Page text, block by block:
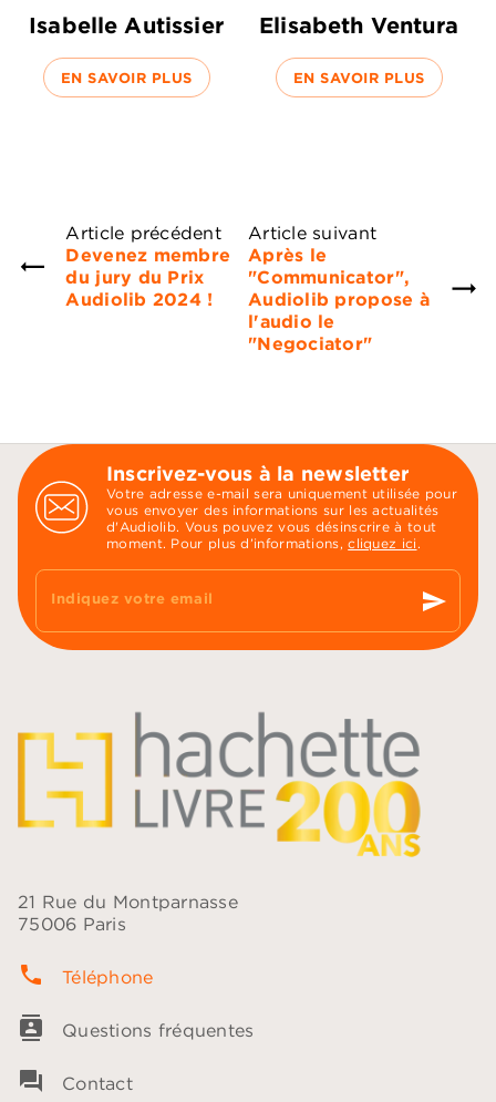
Isabelle Autissier
EN SAVOIR PLUS
Elisabeth Ventura
EN SAVOIR PLUS
Article précédent
Devenez membre
du jury du Prix
Audiolib 2024 !
Article suivant
Après le
"Communicator",
Audiolib propose à
l'audio le
"Negociator"
Inscrivez-vous à la newsletter
Votre adresse e-mail sera uniquement utilisée pour
vous envoyer des informations sur les actualités
d'Audiolib. Vous pouvez vous désinscrire à tout
moment. Pour plus d’informations,cliquez ici .
Indiquez votre email send
21 Rue du Montparnasse
75006 Paris
phone Téléphone
contacts Questions fréquentes
question_answer Contact